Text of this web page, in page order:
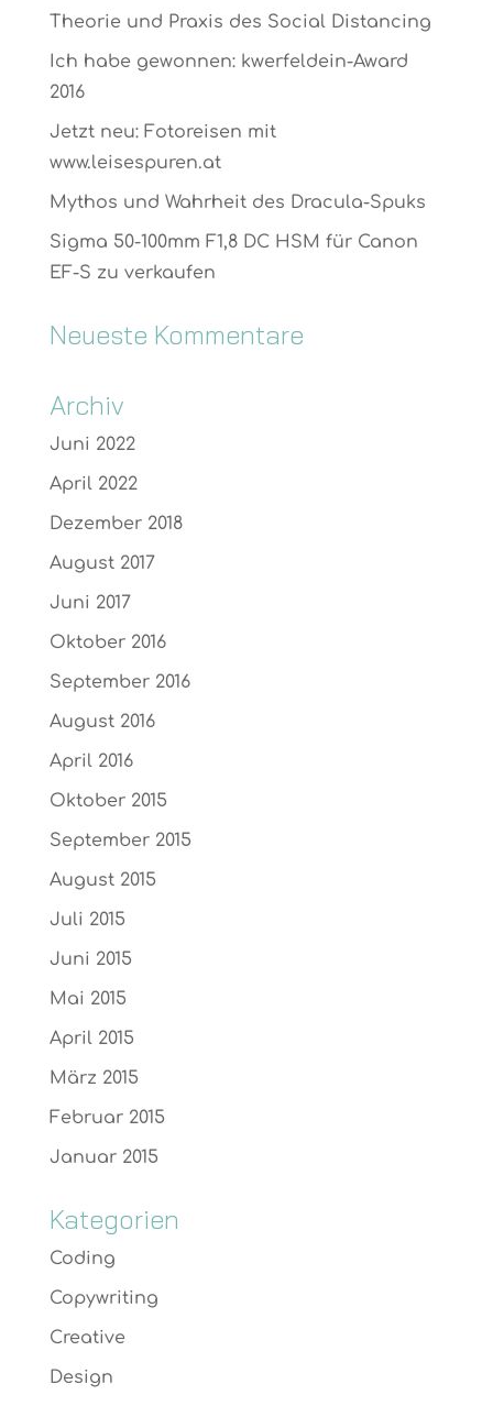
Theorie und Praxis des Social Distancing
Ich habe gewonnen: kwerfeldein-Award
2016
Jetzt neu: Fotoreisen mit
www.leisespuren.at
Mythos und Wahrheit des Dracula-Spuks
Sigma 50-100mm F1,8 DC HSM für Canon
EF-S zu verkaufen
Neueste Kommentare
Archiv
Juni 2022
April 2022
Dezember 2018
August 2017
Juni 2017
Oktober 2016
September 2016
August 2016
April 2016
Oktober 2015
September 2015
August 2015
Juli 2015
Juni 2015
Mai 2015
April 2015
März 2015
Februar 2015
Januar 2015
Kategorien
Coding
Copywriting
Creative
Design